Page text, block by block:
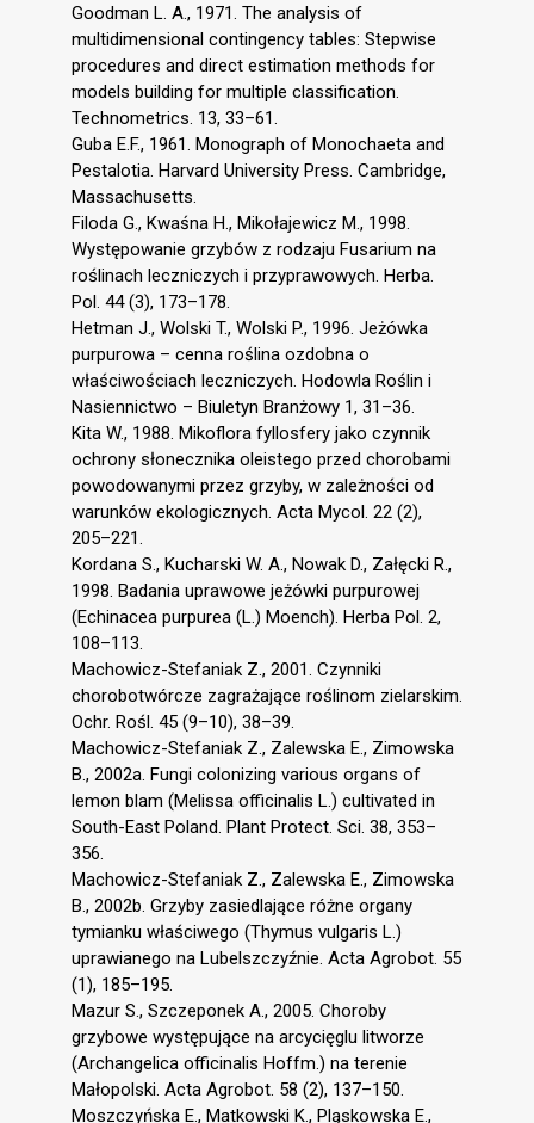
Goodman L. A., 1971. The analysis of
multidimensional contingency tables: Stepwise
procedures and direct estimation methods for
models building for multiple classification.
Technometrics. 13, 33–61.
Guba E.F., 1961. Monograph of Monochaeta and
Pestalotia. Harvard University Press. Cambridge,
Massachusetts.
Filoda G., Kwaśna H., Mikołajewicz M., 1998.
Występowanie grzybów z rodzaju Fusarium na
roślinach leczniczych i przyprawowych. Herba.
Pol. 44 (3), 173–178.
Hetman J., Wolski T., Wolski P., 1996. Jeżówka
purpurowa – cenna roślina ozdobna o
właściwościach leczniczych. Hodowla Roślin i
Nasiennictwo – Biuletyn Branżowy 1, 31–36.
Kita W., 1988. Mikoflora fyllosfery jako czynnik
ochrony słonecznika oleistego przed chorobami
powodowanymi przez grzyby, w zależności od
warunków ekologicznych. Acta Mycol. 22 (2),
205–221.
Kordana S., Kucharski W. A., Nowak D., Załęcki R.,
1998. Badania uprawowe jeżówki purpurowej
(Echinacea purpurea (L.) Moench). Herba Pol. 2,
108–113.
Machowicz-Stefaniak Z., 2001. Czynniki
chorobotwórcze zagrażające roślinom zielarskim.
Ochr. Rośl. 45 (9–10), 38–39.
Machowicz-Stefaniak Z., Zalewska E., Zimowska
B., 2002a. Fungi colonizing various organs of
lemon blam (Melissa officinalis L.) cultivated in
South-East Poland. Plant Protect. Sci. 38, 353–
356.
Machowicz-Stefaniak Z., Zalewska E., Zimowska
B., 2002b. Grzyby zasiedlające różne organy
tymianku właściwego (Thymus vulgaris L.)
uprawianego na Lubelszczyźnie. Acta Agrobot. 55
(1), 185–195.
Mazur S., Szczeponek A., 2005. Choroby
grzybowe występujące na arcycięglu litworze
(Archangelica officinalis Hoffm.) na terenie
Małopolski. Acta Agrobot. 58 (2), 137–150.
Moszczyńska E., Matkowski K., Pląskowska E.,